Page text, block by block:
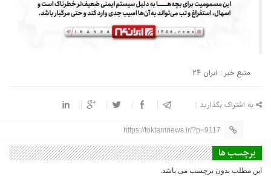
منبع خبر : ایران 24
به اشتراک بگذارید :
https://toktamnews.ir/?p=9117
برچسب ها
این مطلب بدون برچسب می باشد.